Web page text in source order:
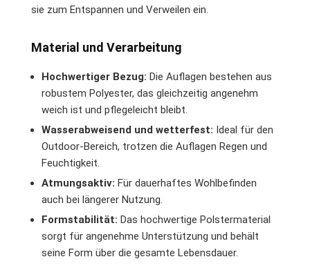
sie zum Entspannen und Verweilen ein.
Material und Verarbeitung
Hochwertiger Bezug: Die Auflagen bestehen aus
robustem Polyester, das gleichzeitig angenehm
weich ist und pflegeleicht bleibt.
Wasserabweisend und wetterfest: Ideal für den
Outdoor-Bereich, trotzen die Auflagen Regen und
Feuchtigkeit.
Atmungsaktiv: Für dauerhaftes Wohlbefinden
auch bei längerer Nutzung.
Formstabilität: Das hochwertige Polstermaterial
sorgt für angenehme Unterstützung und behält
seine Form über die gesamte Lebensdauer.